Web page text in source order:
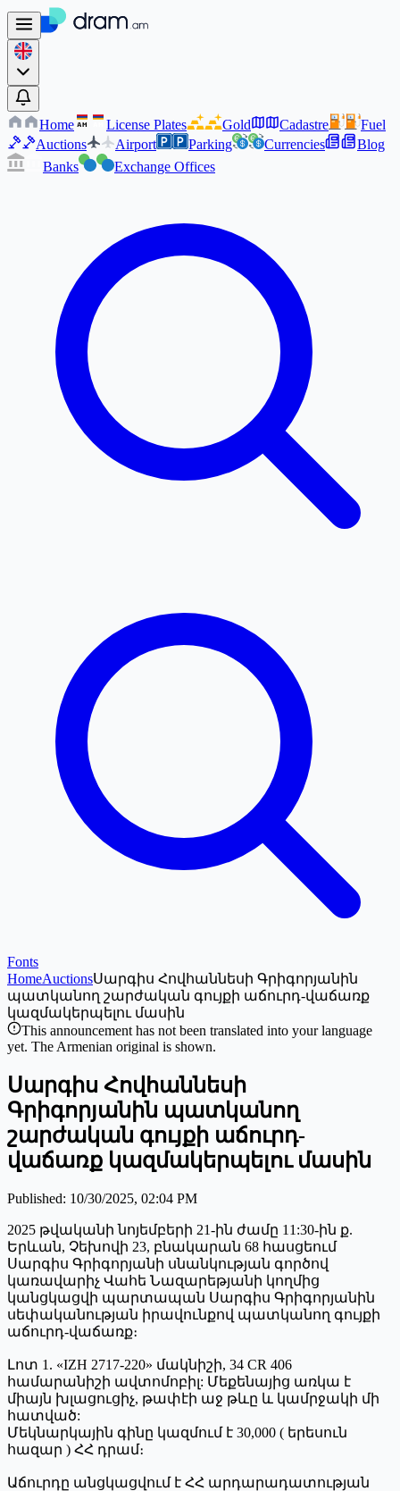
Home AM License Plates Gold Cadastre
Fuel
Auctions
Airport Parking Currencies
Blog
Banks
Exchange Offices
Fonts
HomeAuctionsՍարգիս Հովհաննեսի Գրիգորյանին
պատկանող շարժական գույքի աճուրդ-վաճառք
կազմակերպելու մասին
This announcement has not been translated into your language
yet. The Armenian original is shown.
Սարգիս Հովհաննեսի
Գրիգորյանին պատկանող
շարժական գույքի աճուրդ-
վաճառք կազմակերպելու մասին
Published: 10/30/2025, 02:04 PM
2025 թվականի նոյեմբերի 21-ին ժամը 11:30-ին ք.
Երևան, Չեխովի 23, բնակարան 68 հասցեում
Սարգիս Գրիգորյանի սնանկության գործով
կառավարիչ Վահե Նազարեթյանի կողմից
կանցկացվի պարտապան Սարգիս Գրիգորյանին
սեփականության իրավունքով պատկանող գույքի
աճուրդ-վաճառք։
Լոտ 1. «IZH 2717-220» մակնիշի, 34 CR 406
համարանիշի ավտոմոբիլ: Մեքենայից առկա է
միայն խլացուցիչ, թափէի աջ թևը և կամրջակի մի
հատված:
Մեկնարկային գինը կազմում է 30,000 ( երեսուն
հազար ) ՀՀ դրամ։
Աճուրդը անցկացվում է ՀՀ արդարադատության